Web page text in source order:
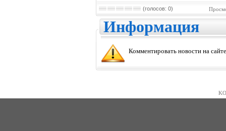
(голосов: 0)
Информация
Комментировать новости на